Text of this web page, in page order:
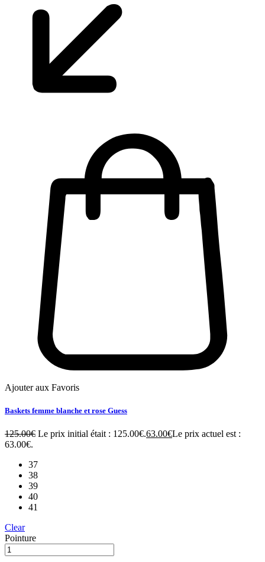
Ajouter aux Favoris
Baskets femme blanche et rose Guess
125.00€ Le prix initial était : 125.00€.63.00€Le prix actuel est :
63.00€.
37
38
39
40
41
Clear
Pointure